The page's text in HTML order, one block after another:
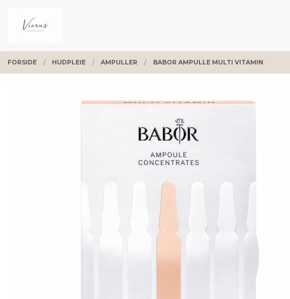
innholdet
PRODUKTER
FORSIDE HUDPLEIE AMPULLER BABOR AMPULLE MULTI VITAMIN